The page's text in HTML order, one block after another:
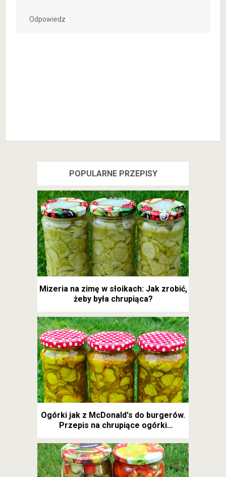
Odpowiedz
POPULARNE PRZEPISY
Mizeria na zimę w słoikach: Jak zrobić,
żeby była chrupiąca?
Ogórki jak z McDonald's do burgerów.
Przepis na chrupiące ogórki